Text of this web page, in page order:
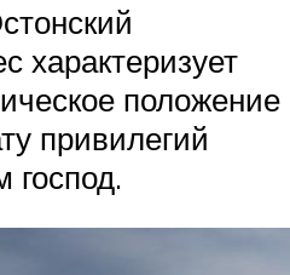
характеризует
положение
привилегий